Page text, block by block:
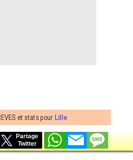
et stats pour Lille
Partage
Twitter